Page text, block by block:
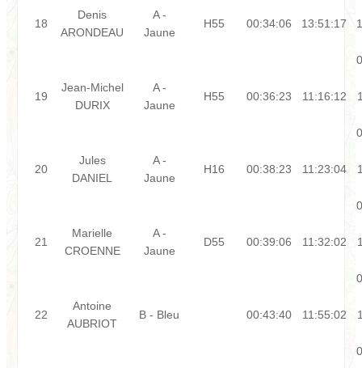
18
Denis
ARONDEAU
A -
Jaune
H55 00:34:06 13:51:17
19
Jean-Michel
DURIX
A -
Jaune
H55 00:36:23 11:16:12
20
Jules
DANIEL
A -
Jaune
H16 00:38:23 11:23:04
21
Marielle
CROENNE
A -
Jaune
D55 00:39:06 11:32:02
22
Antoine
AUBRIOT
B - Bleu 00:43:40 11:55:02